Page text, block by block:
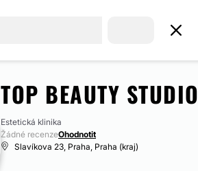
TOP BEAUTY STUDIO
Estetická klinika
Žádné recenzeOhodnotit
Slavíkova 23, Praha, Praha (kraj)